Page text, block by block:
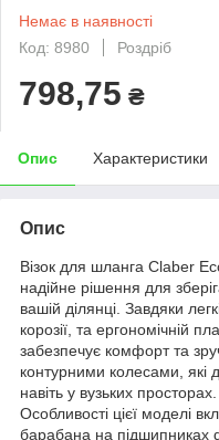
Немає в наявності
Код: 8980
Роздріб
798,75 ₴
Опис Характеристики
Опис
Візок для шланга Claber
надійне рішення для
вашій ділянці. Завдяки
корозії, та ергономічній
забезпечує комфорт та
контурними колесами, які
навіть у вузьких просторах.
Особливості цієї моделі
барабана на підшипниках